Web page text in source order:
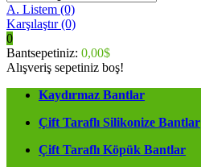
A. Listem (0)
Karşılaştır(0)
0
Bantsepetiniz: 0,00$
Alışveriş sepetiniz boş!
Kaydırmaz Bantlar
Çift Taraflı Silikonize Bantlar
Çift Taraflı Köpük Bantlar